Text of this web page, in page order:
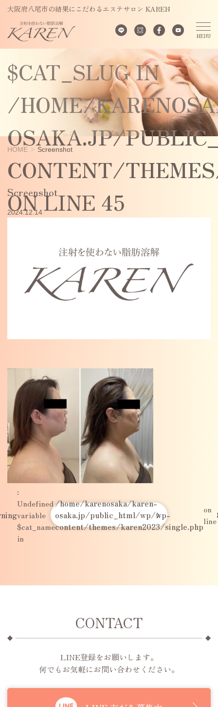
大阪府八尾市の結果にこだわるエステサロン KAREN
VARIABLE
$CAT_SLUG IN
/HOME/
OSAKA.JP/
CONTENT/
ON LINE 45
content/themes/karen2023/single.phpon line
HOME Screenshot
Screenshot
2024.12.14
:
Undefined
variable
$cat_name
in
/home/karenosaka/karen-
osaka.jp/public_html/wp/wp-
content/themes/karen2023/single.php
on
line
CONTACT
LINE登録をお願いします。
何でもお気軽にお問い合わせください。